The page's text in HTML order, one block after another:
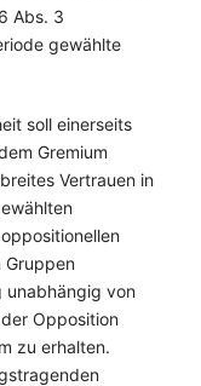
Abs. 3
gewählte
soll einerseits
Gremium
Vertrauen in
Gruppen
unabhängig von
Opposition
zu erhalten.